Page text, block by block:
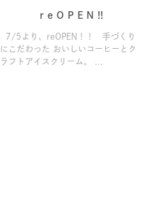
r e O P E N !!
7/5より、reOPEN！！ 手づくり
にこだわった おいしいコーヒーとク
ラフトアイスクリーム。 ...